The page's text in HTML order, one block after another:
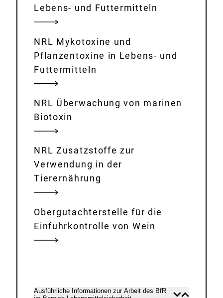
Lebens- und Futtermitteln
NRL Mykotoxine und
Pflanzentoxine in Lebens- und
Futtermitteln
NRL Überwachung von marinen
Biotoxin
NRL Zusatzstoffe zur
Verwendung in der
Tierernährung
Obergutachterstelle für die
Einfuhrkontrolle von Wein
Ausführliche Informationen zur Arbeit des BfR
Inhalt
Inhalt